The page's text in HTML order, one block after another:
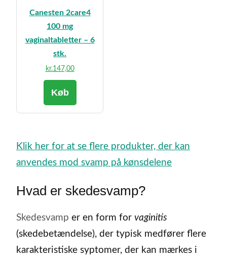
Canesten 2care4
100 mg
vaginaltabletter – 6
stk.
kr.147,00
Køb
Klik her for at se flere produkter, der kan
anvendes mod svamp på kønsdelene
Hvad er skedesvamp?
Skedesvamp er en form for vaginitis
(skedebetændelse), der typisk medfører flere
karakteristiske syptomer, der kan mærkes i